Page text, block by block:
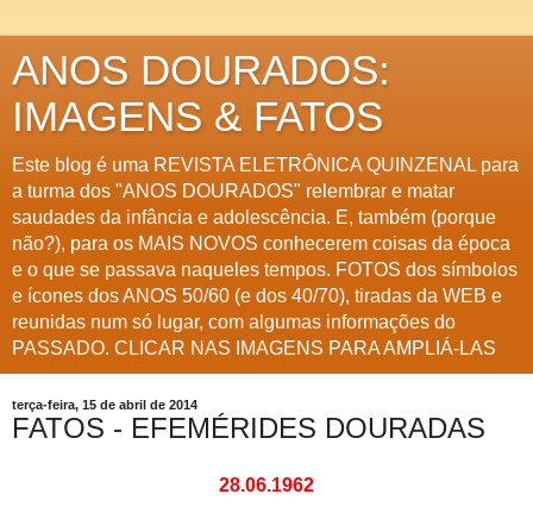
ANOS DOURADOS:
IMAGENS & FATOS
Este blog é uma REVISTA ELETRÔNICA QUINZENAL para
a turma dos "ANOS DOURADOS" relembrar e matar
saudades da infância e adolescência. E, também (porque
não?), para os MAIS NOVOS conhecerem coisas da época
e o que se passava naqueles tempos. FOTOS dos símbolos
e ícones dos ANOS 50/60 (e dos 40/70), tiradas da WEB e
reunidas num só lugar, com algumas informações do
PASSADO. CLICAR NAS IMAGENS PARA AMPLIÁ-LAS
terça-feira, 15 de abril de 2014
FATOS - EFEMÉRIDES DOURADAS
28.06.1962